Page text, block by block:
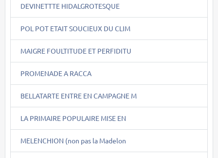
DEVINETTTE HIDALGROTESQUE
POL POT ETAIT SOUCIEUX DU CLIM
MAIGRE FOULTITUDE ET PERFIDITU
PROMENADE A RACCA
BELLATARTE ENTRE EN CAMPAGNE M
LA PRIMAIRE POPULAIRE MISE EN
MELENCHION (non pas la Madelon